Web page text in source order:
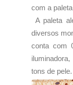
com a
A paleta
diversos
conta com
tons de pele.